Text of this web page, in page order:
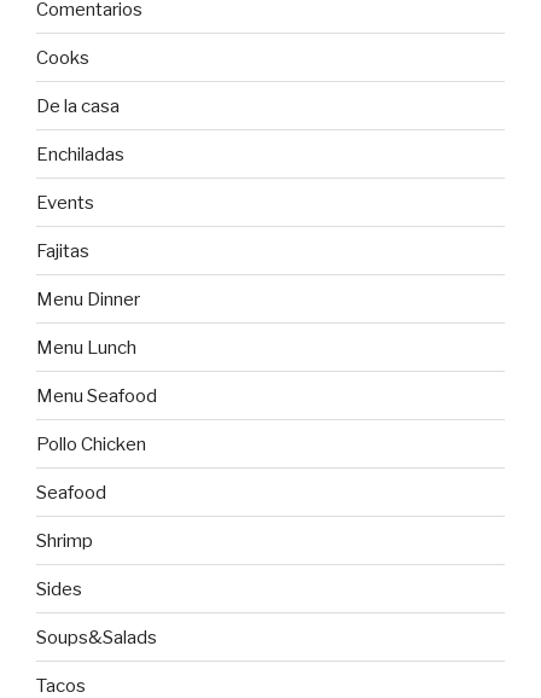
Comentarios
Cooks
De la casa
Enchiladas
Events
Fajitas
Menu Dinner
Menu Lunch
Menu Seafood
Pollo Chicken
Seafood
Shrimp
Sides
Soups&Salads
Tacos